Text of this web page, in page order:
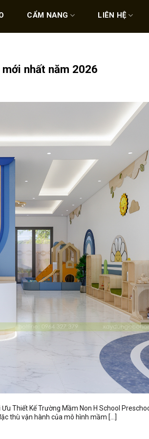
CẨM NANG LIÊN HỆ
nhất năm 2026
Thiết Kế Trường Mầm Non H School
thù vận hành của mô hình mầm […]